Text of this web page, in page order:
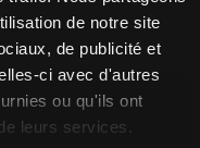
de notre site
de publicité et
ci avec d'autres
ou qu'ils ont
leurs services.